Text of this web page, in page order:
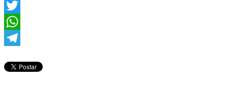
Facebook
Twitter
WhatsApp